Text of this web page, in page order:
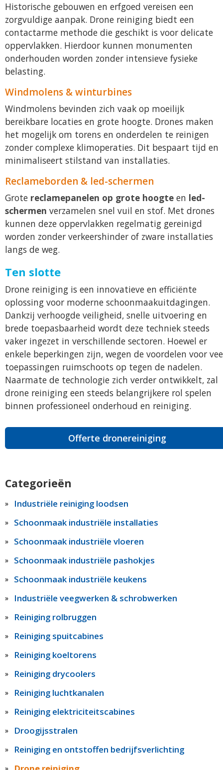
Historische gebouwen en erfgoed vereisen een
zorgvuldige aanpak. Drone reiniging biedt een
contactarme methode die geschikt is voor delicate
oppervlakken. Hierdoor kunnen monumenten
onderhouden worden zonder intensieve fysieke
belasting.
Windmolens & winturbines
Windmolens bevinden zich vaak op moeilijk
bereikbare locaties en grote hoogte. Drones maken
het mogelijk om torens en onderdelen te reinigen
zonder complexe klimoperaties. Dit bespaart tijd en
minimaliseert stilstand van installaties.
Reclameborden & led-schermen
Grote reclamepanelen op grote hoogte en led-
schermen verzamelen snel vuil en stof. Met drones
kunnen deze oppervlakken regelmatig gereinigd
worden zonder verkeershinder of zware installaties
langs de weg.
Ten slotte
Drone reiniging is een innovatieve en efficiënte
oplossing voor moderne schoonmaakuitdagingen.
Dankzij verhoogde veiligheid, snelle uitvoering en
brede toepasbaarheid wordt deze techniek steeds
vaker ingezet in verschillende sectoren. Hoewel er
enkele beperkingen zijn, wegen de voordelen voor
toepassingen ruimschoots op tegen de nadelen.
Naarmate de technologie zich verder ontwikkelt, zal
drone reiniging een steeds belangrijkere rol spelen
binnen professioneel onderhoud en reiniging.
Offerte dronereiniging
Categorieën
Industriële reiniging loodsen
Schoonmaak industriële installaties
Schoonmaak industriële vloeren
Schoonmaak industriële pashokjes
Schoonmaak industriële keukens
Industriële veegwerken & schrobwerken
Reiniging rolbruggen
Reiniging spuitcabines
Reiniging koeltorens
Reiniging drycoolers
Reiniging luchtkanalen
Reiniging elektriciteitscabines
Droogijsstralen
Reiniging en ontstoffen bedrijfsverlichting